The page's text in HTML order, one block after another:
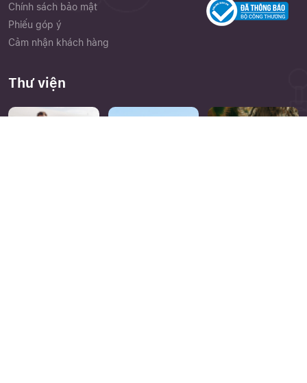
Chính sách bảo mật
Phiếu góp ý
Cảm nhận khách hàng
Thư viện